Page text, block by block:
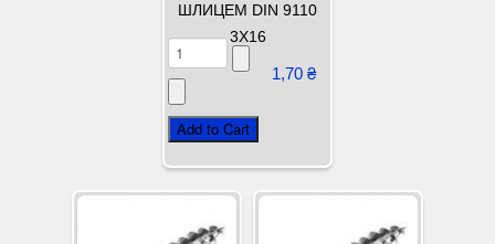
ШЛИЦЕМ DIN 9110
3Х16
1,70 ₴